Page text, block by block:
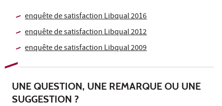
enquête de satisfaction Libqual 2016
enquête de satisfaction Libqual 2012
enquête de satisfaction Libqual 2009
UNE QUESTION, UNE REMARQUE OU UNE
SUGGESTION ?